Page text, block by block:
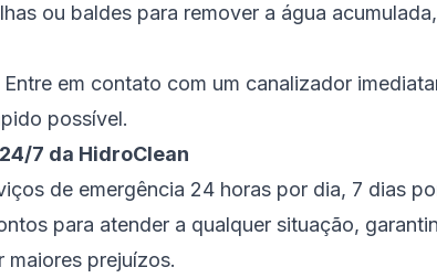
ou baldes para remover a água
Entre em contato com um canalizador
possível.
7 da HidroClean
de emergência 24 horas por dia, 7 dias
para atender a qualquer situação,
prejuízos.